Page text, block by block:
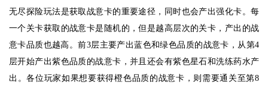
无尽探险玩法是获取战意卡的重要途径，同时也会产出强化卡。每
一个关卡获取的战意卡是随机的，但是越高层次的关卡，产出的战
意卡品质也越高。前3层主要产出蓝色和绿色品质的战意卡，从第4
层开始产出紫色品质的战意卡，并且还会有紫色星石和洗练药水产
出。各位玩家如果想要获得橙色品质的战意卡，则需要通关至第8